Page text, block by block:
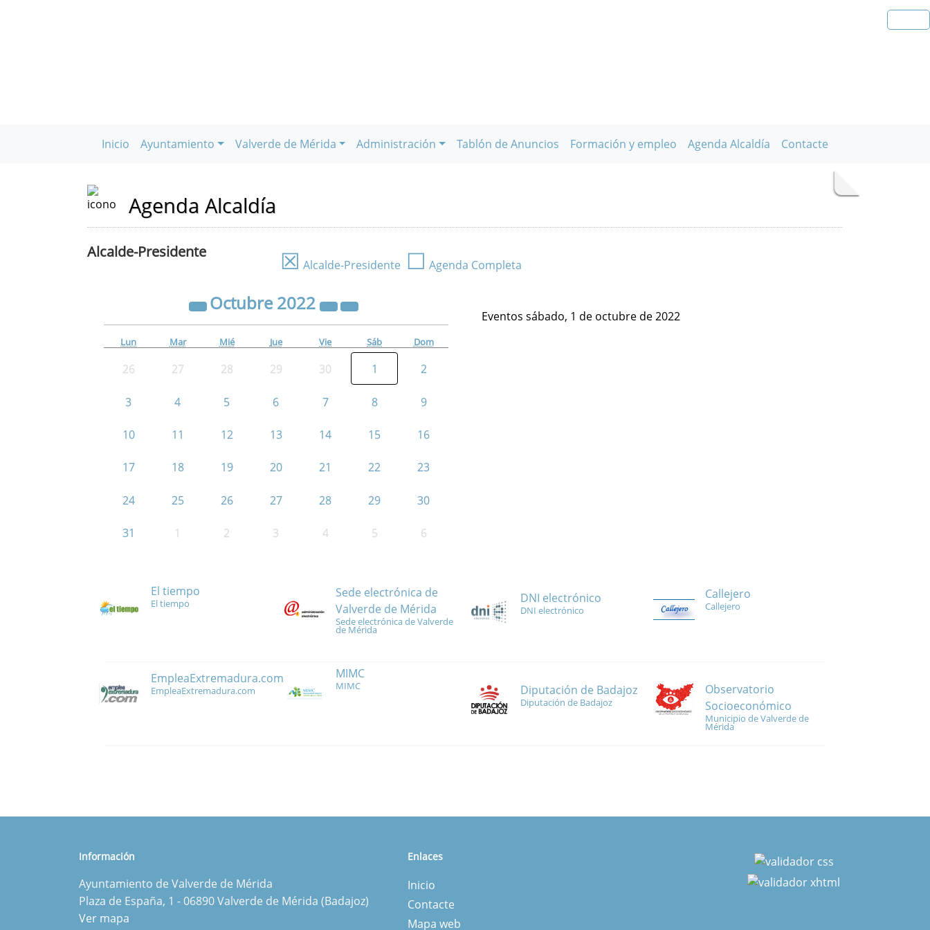
Inicio Ayuntamiento Valverde de Mérida Administración Tablón de Anuncios Formación y empleo Agenda Alcaldía Contacte
Agenda Alcaldía
Alcalde-Presidente ☒ Alcalde-Presidente ☐ Agenda Completa
Octubre2022
Lun Mar Mié Jue Vie Sáb Dom
26 27 28 29 30 1 2
3 4 5 6 7 8 9
10 11 12 13 14 15 16
17 18 19 20 21 22 23
24 25 26 27 28 29 30
31 1 2 3 4 5 6
Eventos sábado, 1 de octubre de 2022
El tiempo
El tiempo
Sede electrónica de
Valverde de Mérida
Sede electrónica de Valverde
de Mérida
DNI electrónico
DNI electrónico
Callejero
Callejero
EmpleaExtremadura.com
EmpleaExtremadura.com
MIMC
MIMC Diputación de Badajoz
Diputación de Badajoz
Observatorio
Socioeconómico
Municipio de Valverde de
Mérida
Información
Ayuntamiento de Valverde de Mérida
Plaza de España, 1 - 06890 Valverde de Mérida (Badajoz)
Ver mapa
Enlaces
Inicio
Contacte
Mapa web